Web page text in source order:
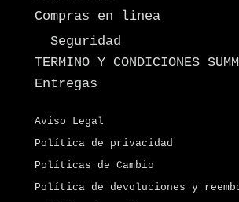
Compras en linea
Seguridad
TERMINO Y CONDICIONES
Entregas
Aviso Legal
Política de privacidad
Políticas de Cambio
Política de devoluciones y